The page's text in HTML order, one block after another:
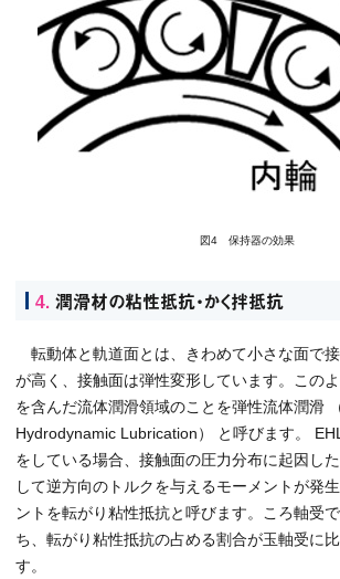
図4 保持器の効果
4. 潤滑材の粘性抵抗・かく拌抵抗
転動体と軌道面とは、きわめて小さな面で
が高く、接触面は弾性変形しています。この
を含んだ流体潤滑領域のことを弾性流体潤滑
Hydrodynamic Lubrication） と呼びます。
をしている場合、接触面の圧力分布に起因し
して逆方向のトルクを与えるモーメントが発
ントを転がり粘性抵抗と呼びます。ころ軸受
ち、転がり粘性抵抗の占める割合が玉軸受に
す。